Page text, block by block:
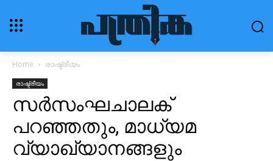
Home രാഷ്ട്രീയം
രാഷ്ട്രീയം
സര്‍സംഘചാലക്
പറഞ്ഞതും, മാധ്യമ
വ്യാഖ്യാനങ്ങളും